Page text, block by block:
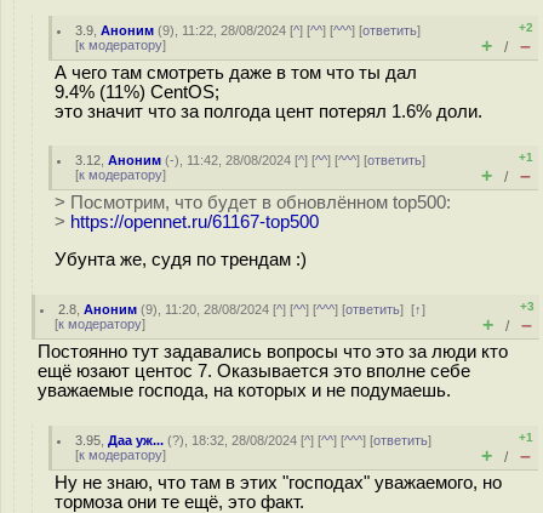
3.9 ,Аноним (9), 11:22, 28/08/2024 [^] [^^] [^^^] [ответить]
[к модератору]
+2
+ / –
А чего там смотреть даже в том что ты дал
9.4% (11%) CentOS;
это значит что за полгода цент потерял 1.6% доли.
3.12 ,Аноним (-), 11:42, 28/08/2024 [^] [^^] [^^^] [ответить]
[к модератору]
+1
+ / –
> Посмотрим, что будет в обновлённом top500:
> https://opennet.ru/61167-top500
Убунта же, судя по трендам :)
2.8 ,Аноним (9), 11:20, 28/08/2024 [^] [^^] [^^^] [ответить][↑]
[к модератору]
+3
+ / –
Постоянно тут задавались вопросы что это за люди кто
ещё юзают центос 7. Оказывается это вполне себе
уважаемые господа, на которых и не подумаешь.
3.95 ,Даа уж... (?), 18:32, 28/08/2024 [^] [^^] [^^^] [ответить]
[к модератору]
+1
+ / –
Ну не знаю, что там в этих "господах" уважаемого, но
тормоза они те ещё, это факт.